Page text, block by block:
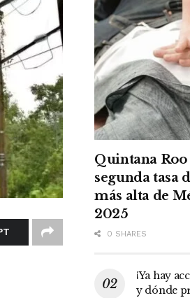
Quintana
segunda tasa
más alta de
2025
0 SHARES
¡Ya hay
y dónde